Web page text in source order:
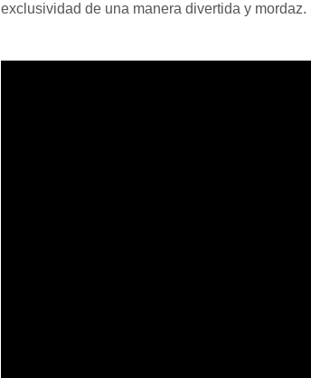
exclusividad de una manera divertida y mordaz.